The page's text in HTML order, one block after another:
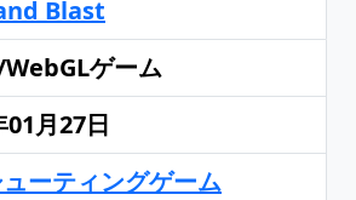
Blast
ゲーム
月27日
ーティングゲーム